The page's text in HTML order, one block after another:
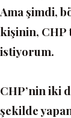
Ama şimdi,
kişinin, CHP
istiyorum.
CHP’nin iki
şekilde